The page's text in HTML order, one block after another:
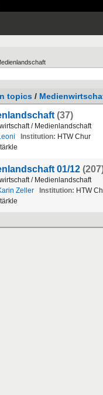
topics /
(37)
/ Medienlandschaft
Institution: HTW Chur
ärkle
01/12
/ Medienlandschaft
Zeller Institution: HTW
ärkle